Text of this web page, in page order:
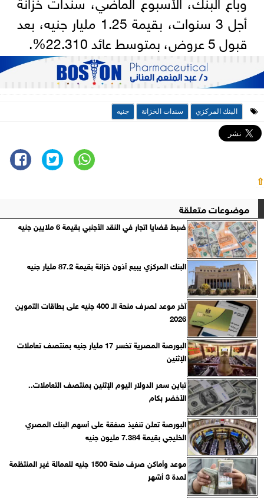
أجل 3 سنوات، بقيمة 1.25 مليار جنيه، بعد
قبول 5 عروض، بمتوسط عائد 22.310%.
البنك المركزي سندات الخزانة جنيه
⇧
موضوعات متعلقة
ضبط قضايا اتجار في النقد الأجنبي بقيمة 6 ملايين جنيه
البنك المركزي يبيع أذون خزانة بقيمة 87.2 مليار جنيه
آخر موعد لصرف منحة الـ 400 جنيه على بطاقات التموين
2026
البورصة المصرية تخسر 17 مليار جنيه بمنتصف تعاملات
الإثنين
تباين سعر الدولار اليوم الإثنين بمنتصف التعاملات..
الأخضر بكام
البورصة تعلن تنفيذ صفقة على أسهم البنك المصري
الخليجي بقيمة 7.384 مليون جنيه
موعد وأماكن صرف منحة 1500 جنيه للعمالة غير المنتظمة
لمدة 3 أشهر